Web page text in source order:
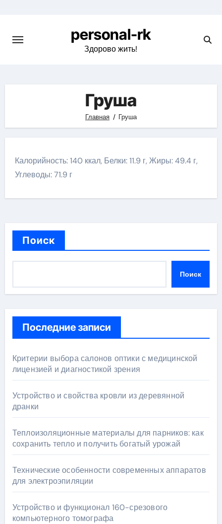
содержимому
personal-rk
Здорово жить!
Груша
Главная Груша
Калорийность: 140 ккал, Белки: 11.9 г, Жиры: 49.4 г,
Углеводы: 71.9 г
Поиск
Поиск
Последние записи
Критерии выбора салонов оптики с медицинской
лицензией и диагностикой зрения
Устройство и свойства кровли из деревянной
дранки
Теплоизоляционные материалы для парников: как
сохранить тепло и получить богатый урожай
Технические особенности современных аппаратов
для электроэпиляции
Устройство и функционал 160-срезового
компьютерного томографа